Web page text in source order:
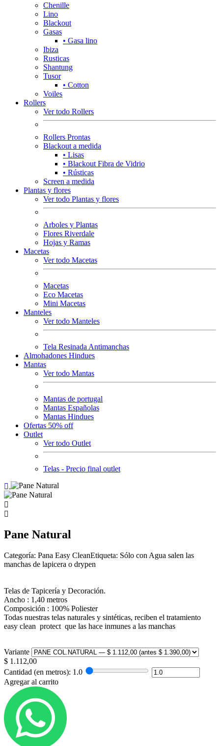
Chenille
Lino
Blackout
Gasas
• Gasa lino
Ibiza
Rusticas
Shantung
Tusor
• Cotton
Voiles
Rollers
Ver todo Rollers
Rollers Prontas
Blackout a medida
• Lisas
• Blackout Fibra de Vidrio
• Rústicas
Screen a medida
Plantas y flores
Ver todo Plantas y flores
Arboles y Plantas
Flores Riverdale
Hojas y Ramas
Macetas
Ver todo Macetas
Macetas
Eco Macetas
Mini Macetas
Manteles
Ver todo Manteles
Tela Resinada Antimanchas
Almohadones Hindues
Mantas
Ver todo Mantas
Mantas de portugal
Mantas Españolas
Mantas Hindues
Ofertas 50% off
Outlet
Ver todo Outlet
Telas - Precio final outlet
Pane Natural
Categoría: Pana Easy CleanEtiqueta: Sólo con Agua salen las
manchas de lapicera o drypen
Telas de Tapicería y Decoración.
Ancho : 1,40 metros
Composición : 100% Poliester
Todas nuestras telas naturales y sintéticas, reciben el tratamiento
easy clean protect que las hace inmunes a las manchas
Variante
$ 1.112,00
Cantidad (en metros): 1.0
Agregar al carrito